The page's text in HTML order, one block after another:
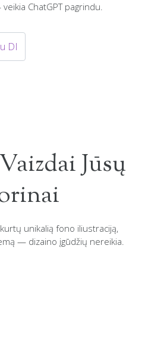
ChatGPT pagrindu.
DI
Jūsų
unikalią fono iliustraciją,
— dizaino įgūdžių nereikia.